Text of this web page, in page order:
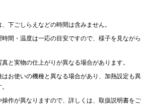
下ごしらえなどの時間は含みません。
間・温度は一応の目安ですので、様子を見ながら
と実物の仕上がりが異なる場合があります。
お使いの機種と異なる場合があり、加熱設定も異
作が異なりますので、詳しくは、取扱説明書をご